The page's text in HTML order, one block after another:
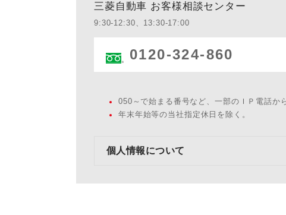
三菱自動車 お客様相談センター
9:30-12:30、13:30-17:00
0120-324-860
050～で始まる番号など、一部のＩＰ電話か
年末年始等の当社指定休日を除く。
個人情報について